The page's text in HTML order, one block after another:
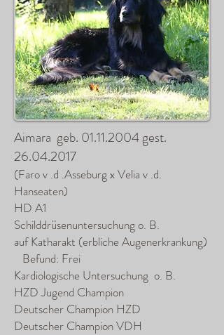
Aimara geb. 01.11.2004gest.
26.04.2017
(Faro v .d .Asseburg x Velia v .d.
Hanseaten)
HD A1
Schilddrüsenuntersuchung o. B.
auf Katharakt (erbliche Augenerkrankung)
Befund: Frei
Kardiologische Untersuchung o. B.
HZD Jugend Champion
Deutscher Champion HZD
Deutscher Champion VDH